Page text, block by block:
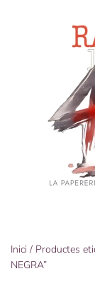
Inici / Productes
NEGRA”